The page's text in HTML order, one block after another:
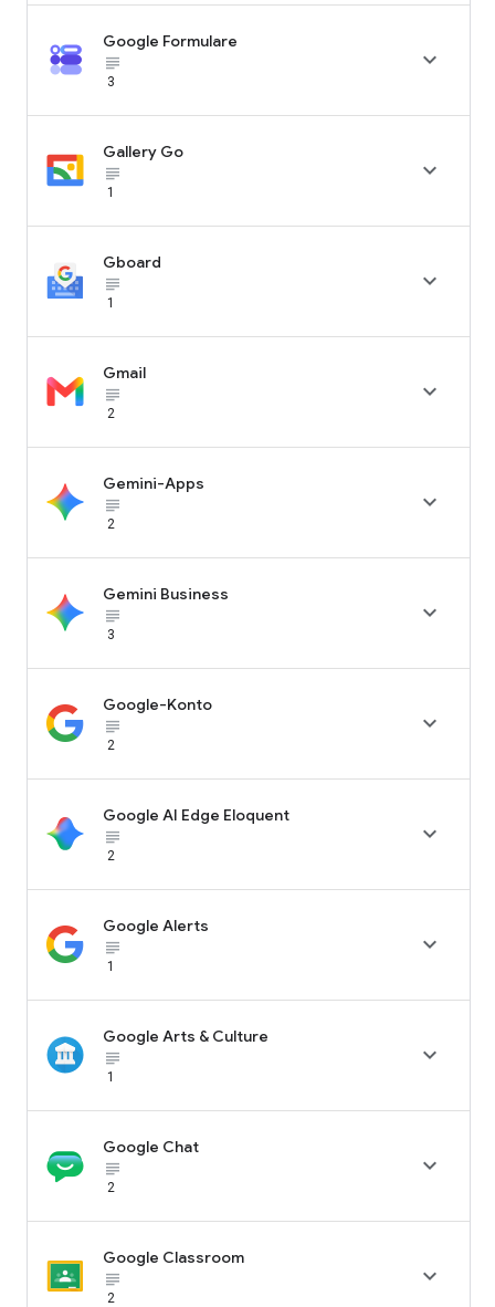
Google Formulare
subject_black
3

Gallery Go
subject_black
1

Gboard
subject_black
1

Gmail
subject_black
2

Gemini-Apps
subject_black
2

Gemini Business
subject_black
3

Google-Konto
subject_black
2

Google AI Edge Eloquent
subject_black
2

Google Alerts
subject_black
1

Google Arts & Culture
subject_black
1

Google Chat
subject_black
2

Google Classroom
subject_black
2
